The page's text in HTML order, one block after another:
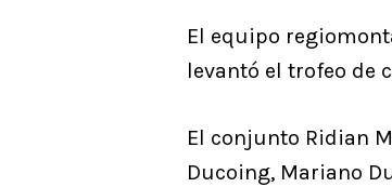
El equipo
levantó el trofeo de
El conjunto Ridian
Ducoing, Mariano